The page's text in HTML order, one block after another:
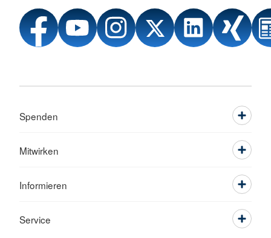
Beratung nach seelischen und/oder
körperlichen Gewalterfahrungen
Gemeinsam Perspektiven planen
: Was
Unterstützung bei Anträgenzur
Behördenangelegenheiten
(z. B. Therapieangebote, Beratung,
Spenden
Mitwirken
Informieren
Service